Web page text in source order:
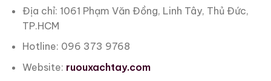
Địa chỉ: 1061 Phạm Văn Đồng, Linh Tây, Thủ Đức,
TP.HCM
Hotline: 096 373 9768
Website: ruouxachtay.com